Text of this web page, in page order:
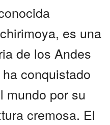
es una
de los Andes
conquistado
mundo por su
cremosa. El